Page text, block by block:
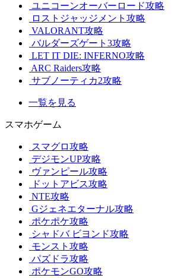
ユニコーンオーバーロード攻略
ロストジャッジメント攻略
VALORANT攻略
バルダーズゲート3攻略
LET IT DIE: INFERNO攻略
ARC Raiders攻略
サブノーティカ2攻略
一覧を見る
スマホゲーム
スマグロ攻略
デジモンUP攻略
ヴァンピール攻略
ドットアビス攻略
NTE攻略
Gジェネエターナル攻略
ポケポケ攻略
シャドバ ビヨンド攻略
モンスト攻略
パズドラ攻略
ポケモンGO攻略